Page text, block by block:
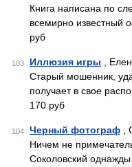
Книга написана по
всемирно известный
руб
103 Иллюзия игры ,
Старый мошенник,
получает в свое
170 руб
104 Черный фотограф ,
Ничем не
Соколовский